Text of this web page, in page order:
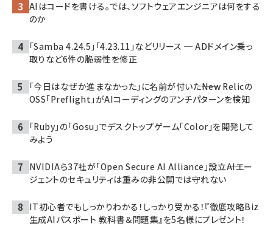
AIはコードを書ける。では、ソフトウェアエンジニアは何をする
のか
「Samba 4.24.5」「4.23.11」などリリース ─ ADドメイン乗っ
取りなど6件の脆弱性を修正
「今日はなぜか進まなかった」に名前が付いた――New Relicの
OSS「Preflight」がAIコーディングのアンチパターンを検知
「Ruby」の「Gosu」でデスクトップゲーム「Color」を開発して
みよう
NVIDIAら37社が「Open Secure AI Alliance」設立――AIエー
ジェントのセキュリティは重みの非公開では守れない
IT初心者でもしっかりわかる！しっかり受かる！『徹底攻略Biz
生成AIパスポート 教科書＆問題集』を5名様にプレゼント！